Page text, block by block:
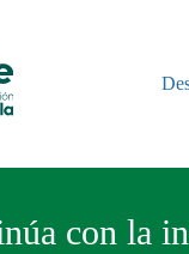
con la